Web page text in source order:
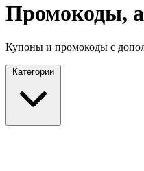
Промокоды,
Купоны и промокоды с
Категории